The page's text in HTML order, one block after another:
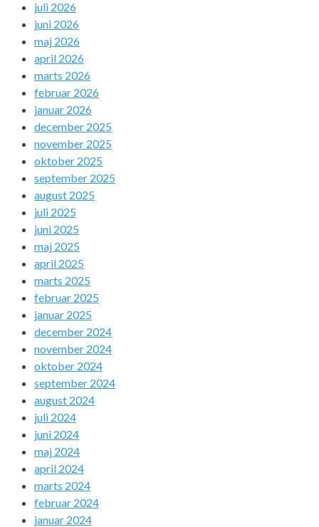
juli 2026
juni 2026
maj 2026
april 2026
marts 2026
februar 2026
januar 2026
december 2025
november 2025
oktober 2025
september 2025
august 2025
juli 2025
juni 2025
maj 2025
april 2025
marts 2025
februar 2025
januar 2025
december 2024
november 2024
oktober 2024
september 2024
august 2024
juli 2024
juni 2024
maj 2024
april 2024
marts 2024
februar 2024
januar 2024